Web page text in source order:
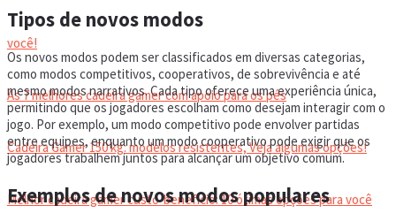
você!
As 7 melhores cadeira gamer com apoio para os pés
Cadeira Gamer 150 kg: modelos resistentes, Veja algumas opções!
Melhor cadeira gamer custo-benefício: 10 ótimas opções para você
Tipos de novos modos
Os novos modos podem ser classificados em diversas categorias,
como modos competitivos, cooperativos, de sobrevivência e até
mesmo modos narrativos. Cada tipo oferece uma experiência única,
permitindo que os jogadores escolham como desejam interagir com o
jogo. Por exemplo, um modo competitivo pode envolver partidas
entre equipes, enquanto um modo cooperativo pode exigir que os
jogadores trabalhem juntos para alcançar um objetivo comum.
Exemplos de novos modos populares